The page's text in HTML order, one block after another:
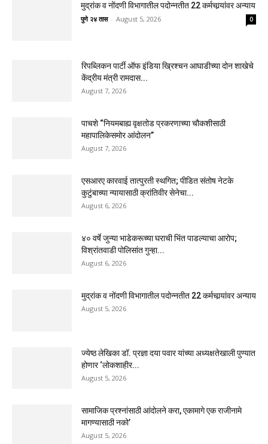
मुद्रांक व नोंदणी विभागातील पदोन्नतीत 22 कर्मचार्‍यांवर अन्याय
पुणे २४ तास - August 5, 2026 0
रिपब्लिकन पार्टी ऑफ इंडिया ख्रिश्चन आघाडीच्या दोन शाखेचे
केंद्रीय मंत्री रामदास...
August 7, 2026
पाचशे “नियमबाह्य वृक्षतोड प्रकरणाच्या चौकशीसाठी
महापालिकेसमोर आंदोलन”
August 7, 2026
एसआरए कारवाई तात्पुरती स्थगित; पीडित संतोष नेटके
कुटुंबाच्या न्यायासाठी क्रांतिवीर सेनेचा...
August 6, 2026
४० वर्षे जुन्या भाडेकरूच्या घराची भिंत पाडल्याचा आरोप;
विश्रांतवाडी पोलिसांत गुन्हा...
August 6, 2026
मुद्रांक व नोंदणी विभागातील पदोन्नतीत 22 कर्मचार्‍यांवर अन्याय
August 5, 2026
ज्येष्ठ लेखिका डॉ. प्रज्ञा दया पवार यांच्या अध्यक्षतेखाली पुण्यात
होणार ‘लोकशाहीर...
August 5, 2026
सामाजिक प्रश्नांसाठी आंदोलने करा, एकामागे एक राजीनामे
मागण्यासाठी नको’
August 5, 2026